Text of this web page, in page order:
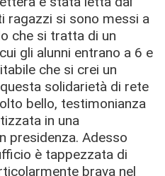
ragazzi si sono messi a
che si tratta di un
gli alunni entrano a 6 e
che si crei un
solidarietà di rete
bello, testimonianza
in una
presidenza. Adesso
è tappezzata di
brava nel